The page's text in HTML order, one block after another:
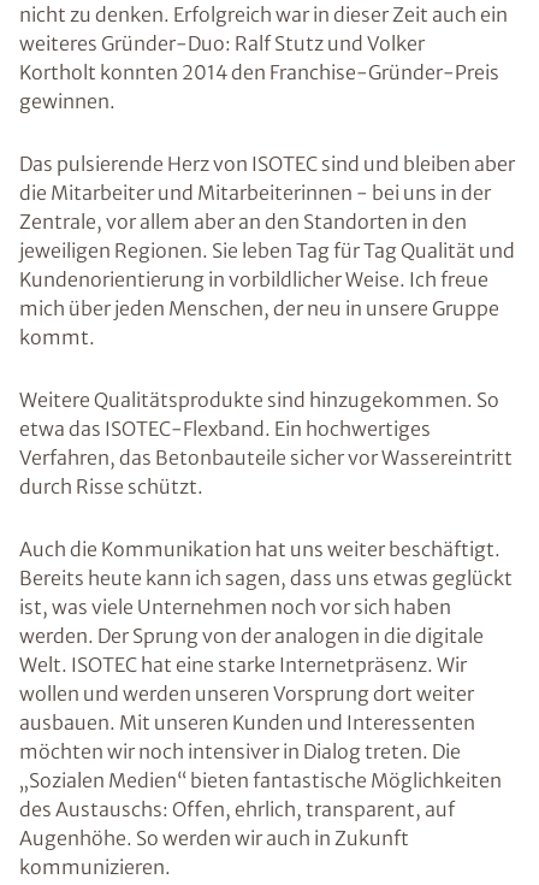
nicht zu denken. Erfolgreich war in dieser Zeit auch ein
weiteres Gründer-Duo: Ralf Stutz und Volker
Kortholt konnten 2014 den Franchise-Gründer-Preis
gewinnen.
Das pulsierende Herz von ISOTEC sind und bleiben aber
die Mitarbeiter und Mitarbeiterinnen - bei uns in der
Zentrale, vor allem aber an den Standorten in den
jeweiligen Regionen. Sie leben Tag für Tag Qualität und
Kundenorientierung in vorbildlicher Weise. Ich freue
mich über jeden Menschen, der neu in unsere Gruppe
kommt.
Weitere Qualitätsprodukte sind hinzugekommen. So
etwa das ISOTEC-Flexband. Ein hochwertiges
Verfahren, das Betonbauteile sicher vor Wassereintritt
durch Risse schützt.
Auch die Kommunikation hat uns weiter beschäftigt.
Bereits heute kann ich sagen, dass uns etwas geglückt
ist, was viele Unternehmen noch vor sich haben
werden. Der Sprung von der analogen in die digitale
Welt. ISOTEC hat eine starke Internetpräsenz. Wir
wollen und werden unseren Vorsprung dort weiter
ausbauen. Mit unseren Kunden und Interessenten
möchten wir noch intensiver in Dialog treten. Die
„Sozialen Medien“ bieten fantastische Möglichkeiten
des Austauschs: Offen, ehrlich, transparent, auf
Augenhöhe. So werden wir auch in Zukunft
kommunizieren.